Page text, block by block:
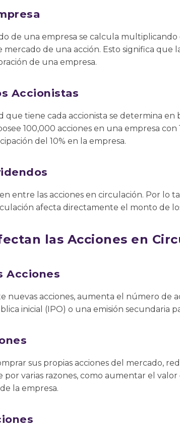
de una empresa se calcula
de una acción. Esto significa que
de una empresa.
Accionistas
que tiene cada accionista se determina en
100,000 acciones en una empresa con
del 10% en la empresa.
entre las acciones en circulación. Por lo
afecta directamente el monto de
las Acciones en
Acciones
nuevas acciones, aumenta el número de
inicial (IPO) o una emisión secundaria
sus propias acciones del mercado,
por varias razones, como aumentar el
la empresa.